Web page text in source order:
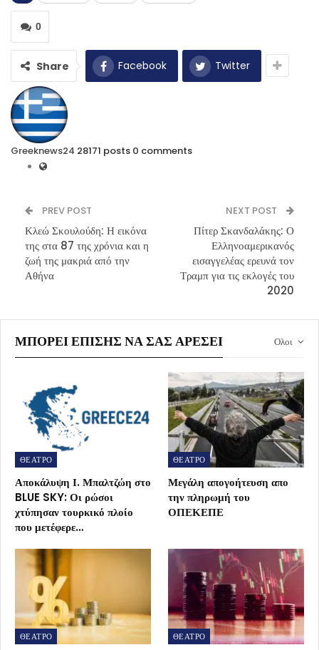
0
Share Facebook Twitter
Greeknews24 28171 posts 0 comments
PREV POST
Κλεώ Σκουλούδη: Η εικόνα
της στα 87 της χρόνια και η
ζωή της μακριά από την
Αθήνα
NEXT POST
Πίτερ Σκανδαλάκης: Ο
Ελληνοαμερικανός
εισαγγελέας ερευνά τον
Τραμπ για τις εκλογές του
2020
Ολοι
ΜΠΟΡΕΊ ΕΠΊΣΗΣ ΝΑ ΣΑΣ ΑΡΈΣΕΙ
ΘΕΑΤΡΟ
Αποκάλυψη Ι. Μπαλτζώη στο
BLUE SKY: Οι ρώσοι
χτύπησαν τουρκικό πλοίο
που μετέφερε…
ΘΕΑΤΡΟ
Μεγάλη απογοήτευση απο
την πληρωμή του
ΟΠΕΚΕΠΕ
ΘΕΑΤΡΟ ΘΕΑΤΡΟ